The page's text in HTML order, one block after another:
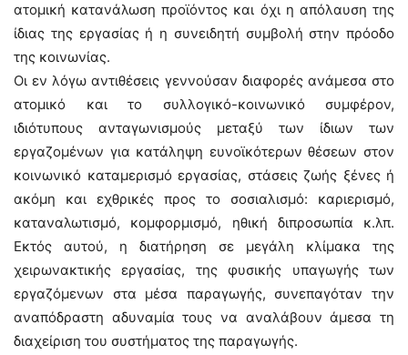
ατομική κατανάλωση προϊόντος και όχι η απόλαυση της
ίδιας της εργασίας ή η συνειδητή συμβολή στην πρόοδο
της κοινωνίας.
Οι εν λόγω αντιθέσεις γεννούσαν διαφορές ανάμεσα στο
ατομικό και το συλλογικό-κοινωνικό συμφέρον,
ιδιότυπους ανταγωνισμούς μεταξύ των ίδιων των
εργαζομένων για κατάληψη ευνοϊκότερων θέσεων στον
κοινωνικό καταμερισμό εργασίας, στάσεις ζωής ξένες ή
ακόμη και εχθρικές προς το σοσιαλισμό: καριερισμό,
καταναλωτισμό, κομφορμισμό, ηθική διπροσωπία κ.λπ.
Εκτός αυτού, η διατήρηση σε μεγάλη κλίμακα της
χειρωνακτικής εργασίας, της φυσικής υπαγωγής των
εργαζόμενων στα μέσα παραγωγής, συνεπαγόταν την
αναπόδραστη αδυναμία τους να αναλάβουν άμεσα τη
διαχείριση του συστήματος της παραγωγής.